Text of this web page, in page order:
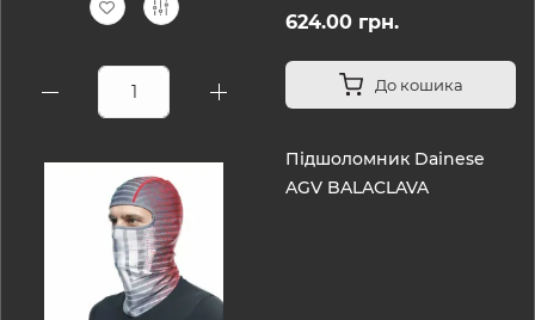
624.00 грн.
До кошика
Підшоломник Dainese
AGV BALACLAVA